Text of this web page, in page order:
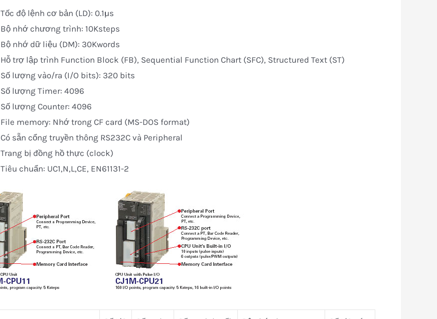
Tốc độ lệnh cơ bản (LD): 0.1µs
Bộ nhớ chương trình: 10Ksteps
Bộ nhớ dữ liệu (DM): 30Kwords
Hỗ trợ lập trình Function Block (FB), Sequential Function Chart (SFC), Structured Text (ST)
Số lượng vào/ra (I/O bits): 320 bits
Số lượng Timer: 4096
Số lượng Counter: 4096
File memory: Nhớ trong CF card (MS-DOS format)
Có sẵn cổng truyền thông RS232C và Peripheral
Trang bị đồng hồ thực (clock)
Tiêu chuẩn: UC1,N,L,CE, EN61131-2